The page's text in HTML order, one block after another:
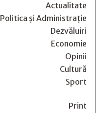
Actualitate
Politica și Administrație
Dezvăluiri
Economie
Opinii
Cultură
Sport
Print